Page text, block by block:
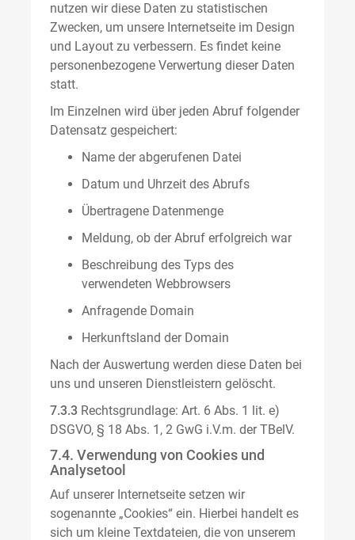
nutzen wir diese Daten zu statistischen
Zwecken, um unsere Internetseite im Design
und Layout zu verbessern. Es findet keine
personenbezogene Verwertung dieser Daten
statt.
Im Einzelnen wird über jeden Abruf folgender
Datensatz gespeichert:
Name der abgerufenen Datei
Datum und Uhrzeit des Abrufs
Übertragene Datenmenge
Meldung, ob der Abruf erfolgreich war
Beschreibung des Typs des
verwendeten Webbrowsers
Anfragende Domain
Herkunftsland der Domain
Nach der Auswertung werden diese Daten bei
uns und unseren Dienstleistern gelöscht.
7.3.3 Rechtsgrundlage: Art. 6 Abs. 1 lit. e)
DSGVO, § 18 Abs. 1, 2 GwG i.V.m. der TBelV.
7.4. Verwendung von Cookies und
Analysetool
Auf unserer Internetseite setzen wir
sogenannte „Cookies“ ein. Hierbei handelt es
sich um kleine Textdateien, die von unserem